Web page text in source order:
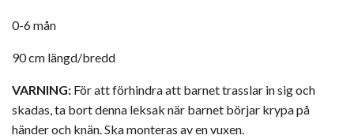
0-6 mån
90 cm längd/bredd
VARNING: För att förhindra att barnet trasslar in sig och
skadas, ta bort denna leksak när barnet börjar krypa på
händer och knän. Ska monteras av en vuxen.